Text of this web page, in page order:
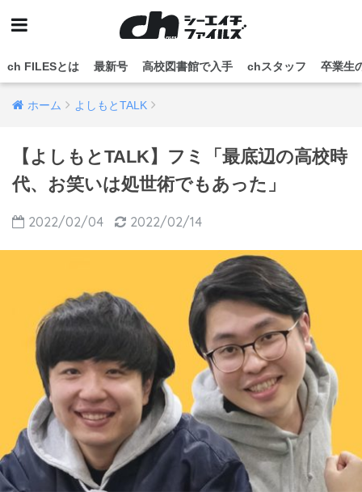
ch FILESとは 最新号 高校図書館で入手 chスタッフ 卒業生
ホーム よしもとTALK
【よしもとTALK】フミ「最底辺の高校時
代、お笑いは処世術でもあった」
2022/02/04 2022/02/14